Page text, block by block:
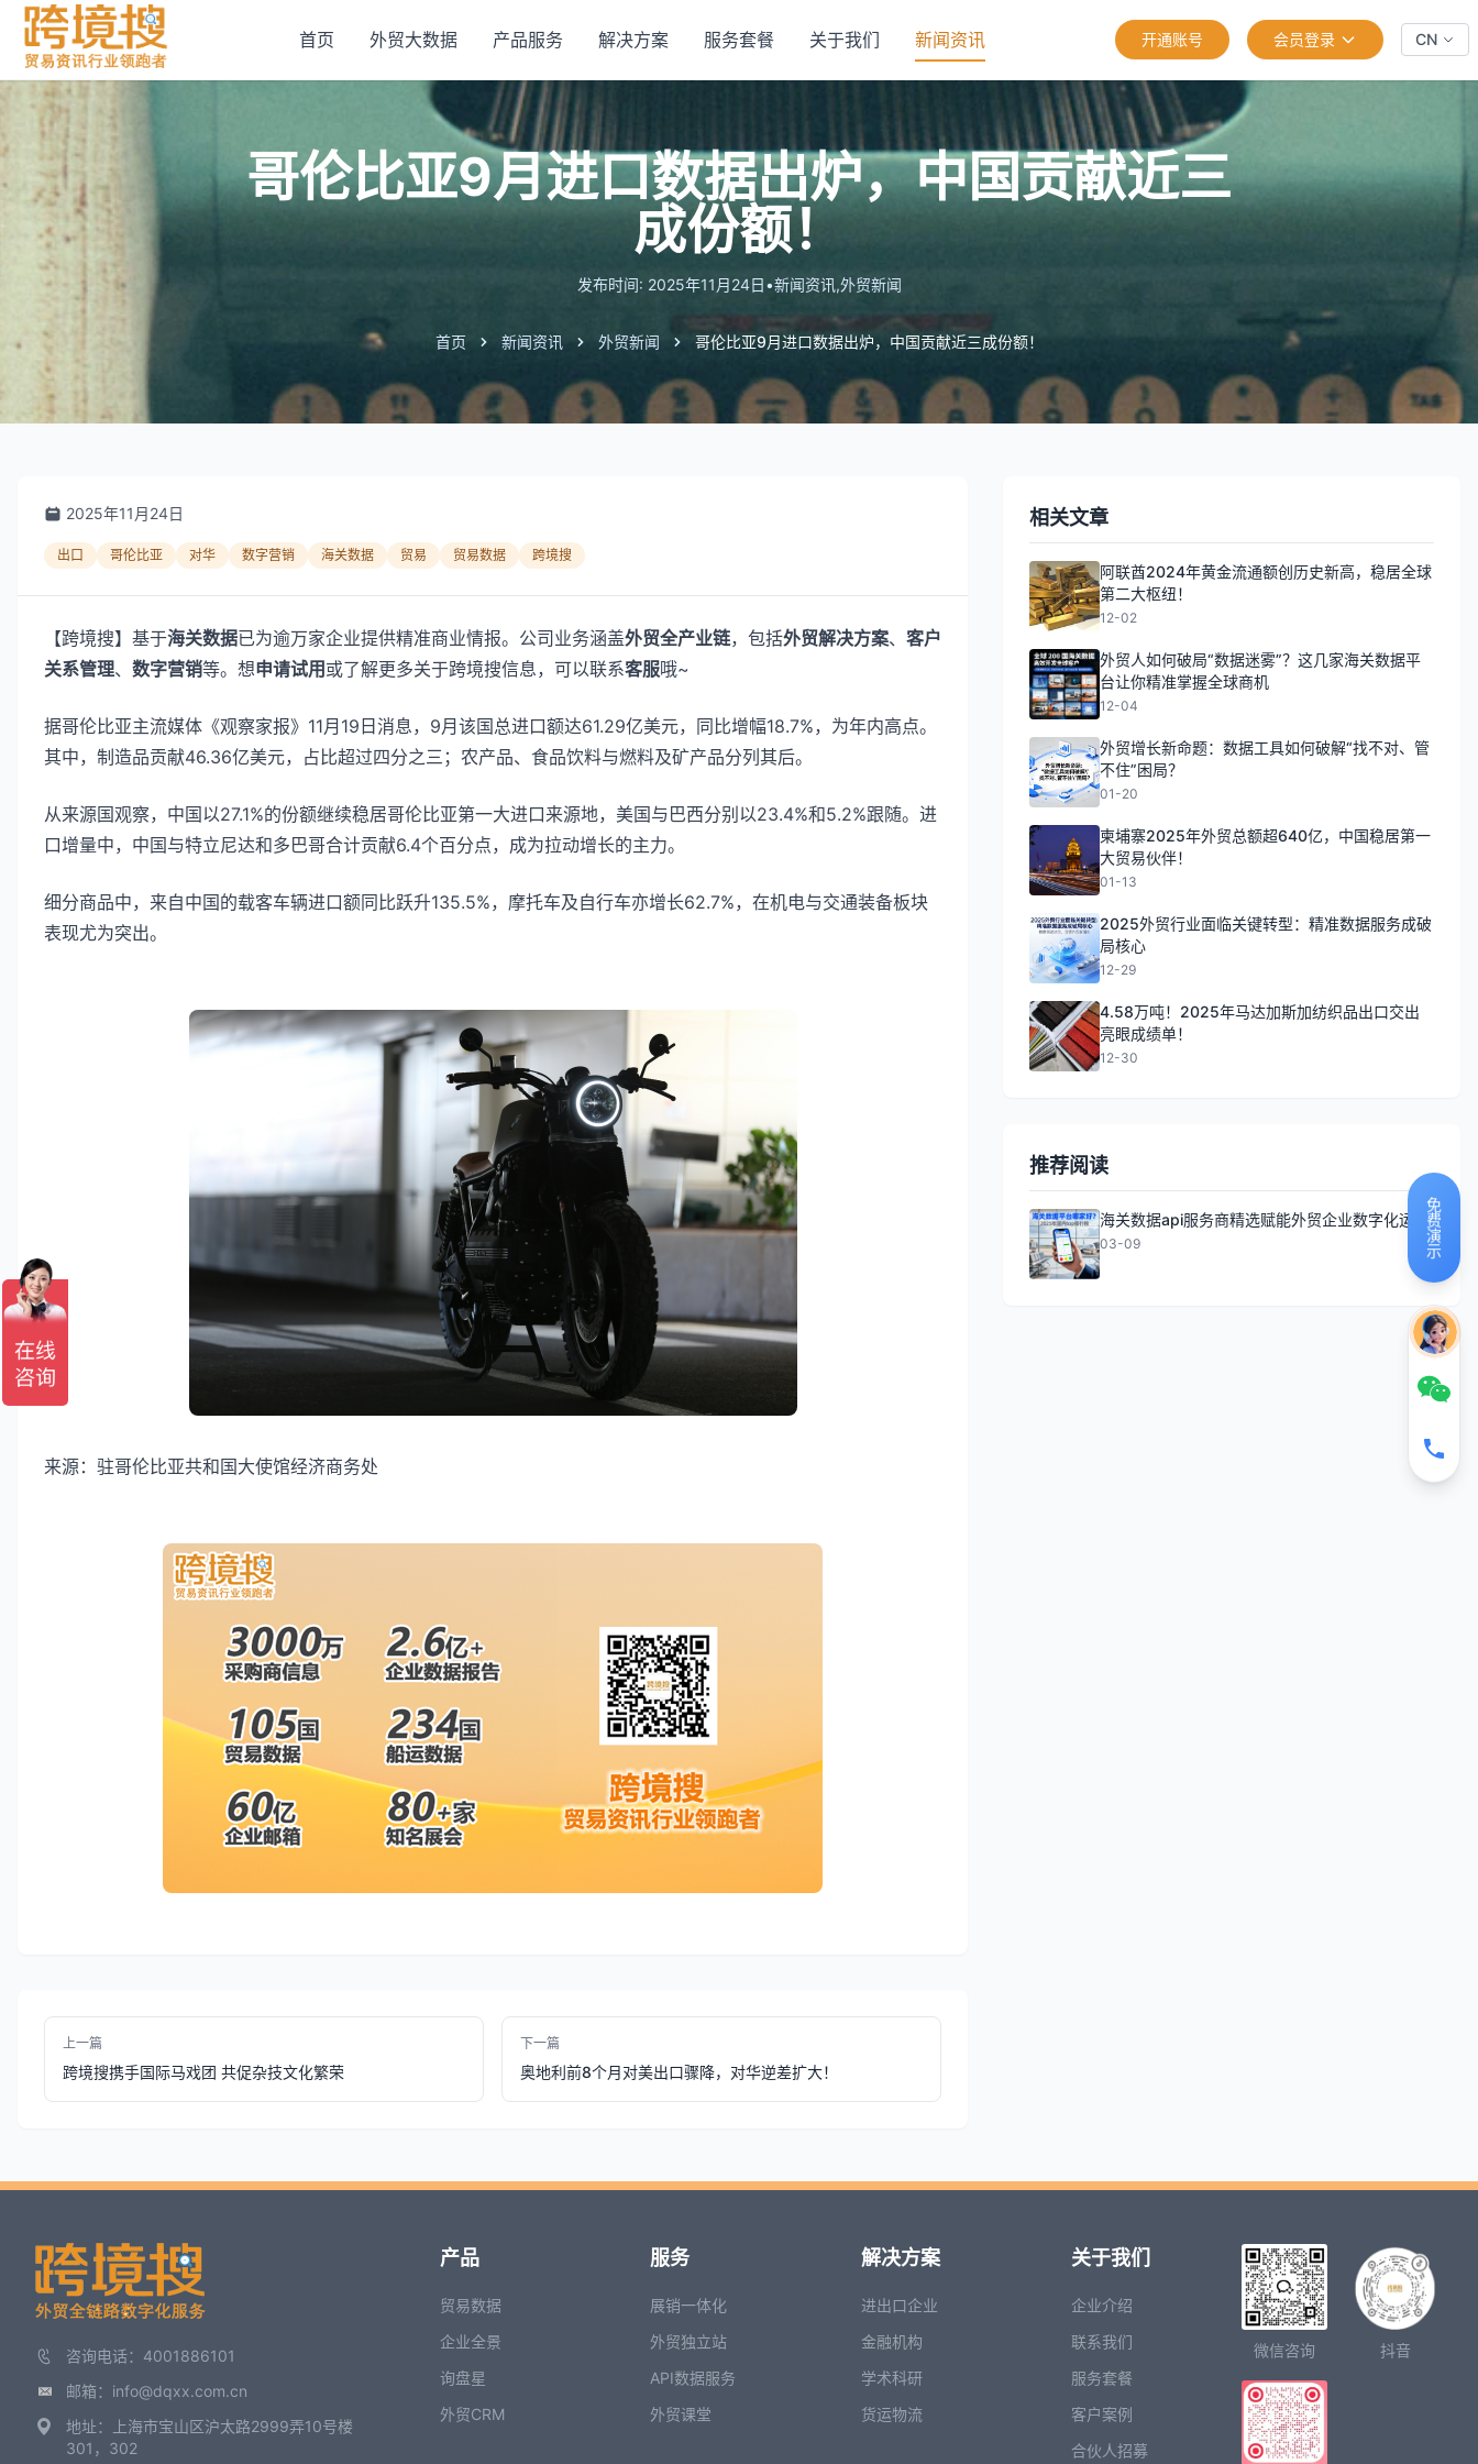
首页 外贸大数据 产品服务 解决方案 服务套餐 关于我们 新闻资讯 开通账号 会员登录 CN
哥伦比亚9月进口数据出炉，中国贡献近三
成份额！
发布时间: 2025年11月24日•新闻资讯,外贸新闻
首页 新闻资讯 外贸新闻 哥伦比亚9月进口数据出炉，中国贡献近三成份额！
2025年11月24日
出口 哥伦比亚 对华 数字营销 海关数据 贸易 贸易数据 跨境搜
【跨境搜】基于海关数据已为逾万家企业提供精准商业情报。公司业务涵盖外贸全产业链，包括外贸解决方案、 客户
关系管理、 数字营销等。想申请试用 或了解更多关于跨境搜信息，可以联系客服哦~
据哥伦比亚主流媒体《观察家报》11月19日消息，9月该国总进口额达61.29亿美元，同比增幅18.7%，为年内高点。
其中，制造品贡献46.36亿美元，占比超过四分之三；农产品、食品饮料与燃料及矿产品分列其后。
从来源国观察，中国以27.1%的份额继续稳居哥伦比亚第一大进口来源地，美国与巴西分别以23.4%和5.2%跟随。进
口增量中，中国与特立尼达和多巴哥合计贡献6.4个百分点，成为拉动增长的主力。
细分商品中，来自中国的载客车辆进口额同比跃升135.5%，摩托车及自行车亦增长62.7%，在机电与交通装备板块
表现尤为突出。
来源：驻哥伦比亚共和国大使馆经济商务处
上一篇
跨境搜携手国际马戏团 共促杂技文化繁荣
下一篇
奥地利前8个月对美出口骤降，对华逆差扩大！
相关文章
阿联酋2024年黄金流通额创历史新高，稳居全球
第二大枢纽！
12-02
外贸人如何破局“数据迷雾”？这几家海关数据平
台让你精准掌握全球商机
12-04
外贸增长新命题：数据工具如何破解“找不对、管
不住”困局？
01-20
柬埔寨2025年外贸总额超640亿，中国稳居第一
大贸易伙伴！
01-13
2025外贸行业面临关键转型：精准数据服务成破
局核心
12-29
4.58万吨！2025年马达加斯加纺织品出口交出
亮眼成绩单！
12-30
推荐阅读
海关数据api服务商精选赋能外贸企业数字化运营
03-09
咨询电话：4001886101
邮箱：info@dqxx.com.cn
地址：上海市宝山区沪太路2999弄10号楼
301，302
产品
贸易数据
企业全景
询盘星
外贸CRM
服务
展销一体化
外贸独立站
API数据服务
外贸课堂
解决方案
进出口企业
金融机构
学术科研
货运物流
关于我们
企业介绍
联系我们
服务套餐
客户案例
合伙人招募
微信咨询 抖音
免费演示